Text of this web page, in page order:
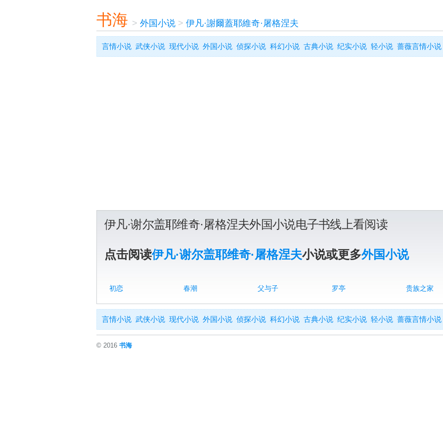
书海 > 外国小说> 伊凡·謝爾蓋耶維奇·屠格涅夫
言情小说 武侠小说 现代小说 外国小说 侦探小说 科幻小说 古典小说 纪实小说 轻小说 蔷薇言情小说
伊凡·谢尔盖耶维奇·屠格涅夫外国小说电子书线上看阅读
点击阅读伊凡·谢尔盖耶维奇·屠格涅夫小说或更多外国小说
初恋 春潮 父与子 罗亭 贵族之家
言情小说 武侠小说 现代小说 外国小说 侦探小说 科幻小说 古典小说 纪实小说 轻小说 蔷薇言情小说
© 2016 书海